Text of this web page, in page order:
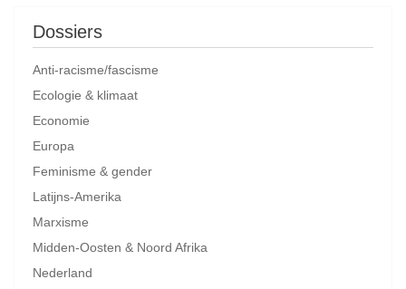
Dossiers
Anti-racisme/fascisme
Ecologie & klimaat
Economie
Europa
Feminisme & gender
Latijns-Amerika
Marxisme
Midden-Oosten & Noord Afrika
Nederland